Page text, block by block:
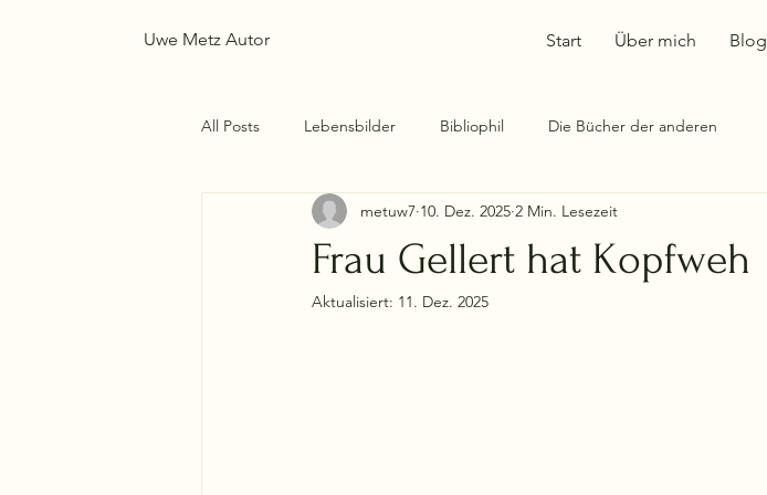
Uwe Metz Autor Start Über mich Blog
All Posts Lebensbilder Bibliophil Die Bücher der anderen
Frau Gellert hat Kopfweh
metuw7 10. Dez. 2025 2 Min. Lesezeit
Aktualisiert: 11. Dez. 2025